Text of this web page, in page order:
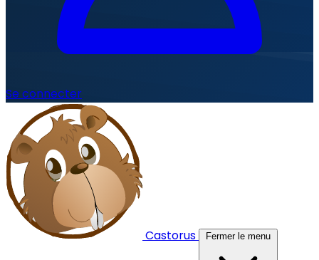
Se connecter
Castorus Fermer le menu